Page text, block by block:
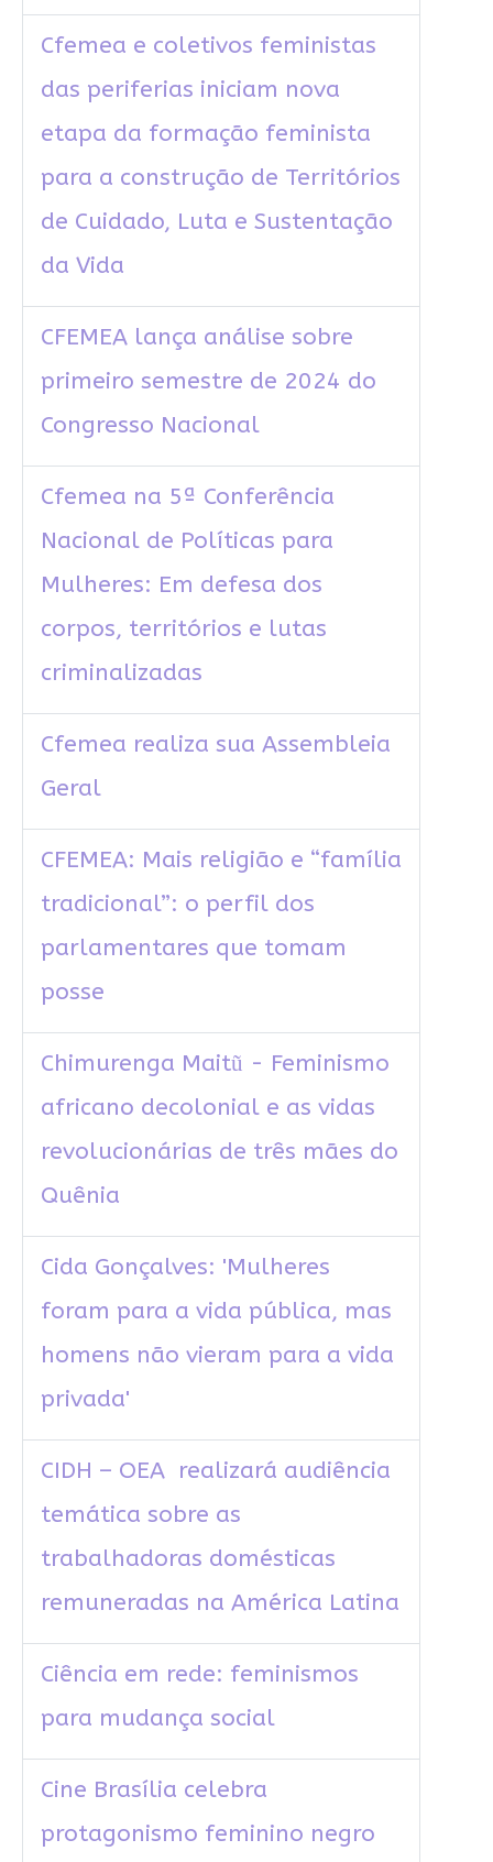
Cfemea e coletivos feministas
das periferias iniciam nova
etapa da formação feminista
para a construção de Territórios
de Cuidado, Luta e Sustentação
da Vida
CFEMEA lança análise sobre
primeiro semestre de 2024 do
Congresso Nacional
Cfemea na 5ª Conferência
Nacional de Políticas para
Mulheres: Em defesa dos
corpos, territórios e lutas
criminalizadas
Cfemea realiza sua Assembleia
Geral
CFEMEA: Mais religião e “família
tradicional”: o perfil dos
parlamentares que tomam
posse
Chimurenga Maitũ - Feminismo
africano decolonial e as vidas
revolucionárias de três mães do
Quênia
Cida Gonçalves: 'Mulheres
foram para a vida pública, mas
homens não vieram para a vida
privada'
CIDH – OEA realizará audiência
temática sobre as
trabalhadoras domésticas
remuneradas na América Latina
Ciência em rede: feminismos
para mudança social
Cine Brasília celebra
protagonismo feminino negro